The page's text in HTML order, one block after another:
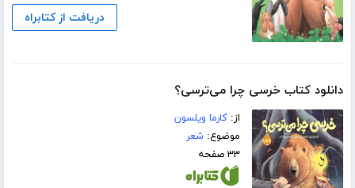
دریافت از کتابراه
دانلود کتاب خرسی چرا می‌ترسی؟
از:کارما ویلسون
موضوع:شعر
۳۳ صفحه